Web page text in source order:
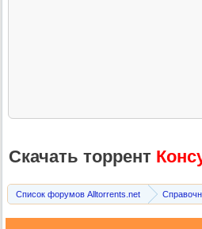
Скачать торрент
Список форумов Alltorrents.net